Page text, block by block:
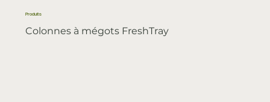
Produits
Colonnes à mégots FreshTray